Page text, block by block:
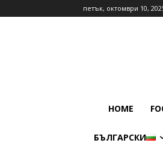
петък, октомври 10,
HOME
БЪЛГАРСКИ